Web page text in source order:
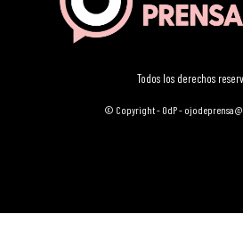
Todos los derechos
© Copyright - OdP -